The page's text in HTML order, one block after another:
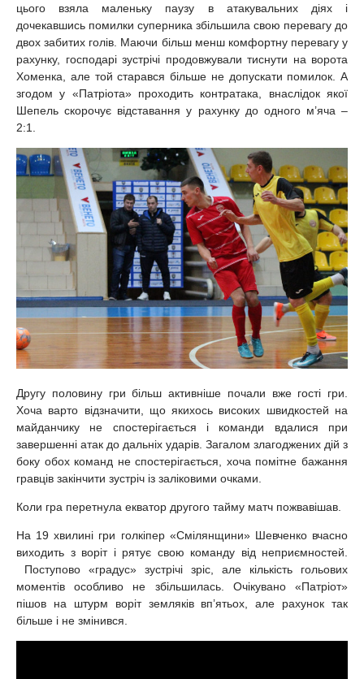
цього взяла маленьку паузу в атакувальних діях і
дочекавшись помилки суперника збільшила свою перевагу до
двох забитих голів. Маючи більш менш комфортну перевагу у
рахунку, господарі зустрічі продовжували тиснути на ворота
Хоменка, але той старався більше не допускати помилок. А
згодом у «Патріота» проходить контратака, внаслідок якої
Шепель скорочує відставання у рахунку до одного м’яча –
2:1.
Другу половину гри більш активніше почали вже гості гри.
Хоча варто відзначити, що якихось високих швидкостей на
майданчику не спостерігається і команди вдалися при
завершенні атак до дальніх ударів. Загалом злагоджених дій з
боку обох команд не спостерігається, хоча помітне бажання
гравців закінчити зустріч із заліковими очками.
Коли гра перетнула екватор другого тайму матч пожвавішав.
На 19 хвилині гри голкіпер «Смілянщини» Шевченко вчасно
виходить з воріт і рятує свою команду від неприємностей.
Поступово «градус» зустрічі зріс, але кількість гольових
моментів особливо не збільшилась. Очікувано «Патріот»
пішов на штурм воріт земляків вп’ятьох, але рахунок так
більше і не змінився.